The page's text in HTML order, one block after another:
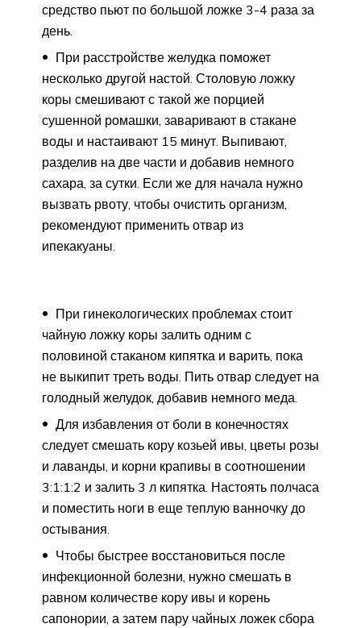
средство пьют по большой ложке 3-4 раза за
день.
При расстройстве желудка поможет
несколько другой настой. Столовую ложку
коры смешивают с такой же порцией
сушенной ромашки, заваривают в стакане
воды и настаивают 15 минут. Выпивают,
разделив на две части и добавив немного
сахара, за сутки. Если же для начала нужно
вызвать рвоту, чтобы очистить организм,
рекомендуют применить отвар из
ипекакуаны.
При гинекологических проблемах стоит
чайную ложку коры залить одним с
половиной стаканом кипятка и варить, пока
не выкипит треть воды. Пить отвар следует на
голодный желудок, добавив немного меда.
Для избавления от боли в конечностях
следует смешать кору козьей ивы, цветы розы
и лаванды, и корни крапивы в соотношении
3:1:1:2 и залить 3 л кипятка. Настоять полчаса
и поместить ноги в еще теплую ванночку до
остывания.
Чтобы быстрее восстановиться после
инфекционной болезни, нужно смешать в
равном количестве кору ивы и корень
сапонории, а затем пару чайных ложек сбора